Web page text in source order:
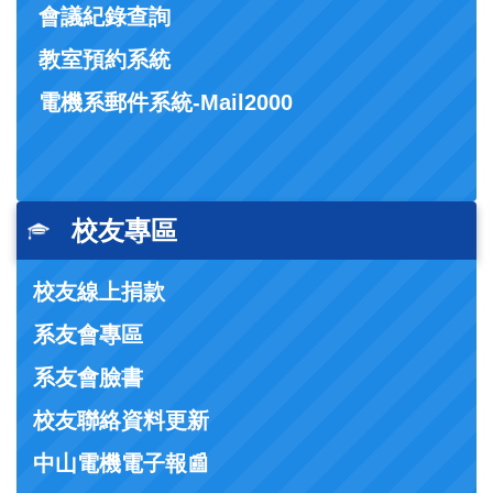
會議紀錄查詢
教室預約系統
電機系郵件系統-Mail2000
校友專區
校友線上捐款
系友會專區
系友會臉書
校友聯絡資料更新
中山電機電子報📰